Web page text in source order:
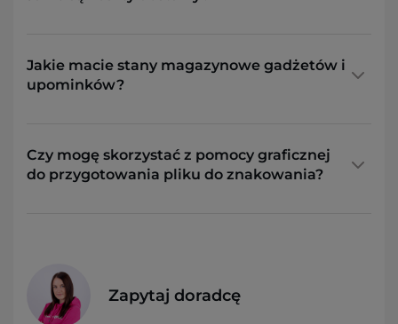
Jakie macie stany magazynowe gadżetów i
upominków?
Czy mogę skorzystać z pomocy graficznej
do przygotowania pliku do znakowania?
Zapytaj doradcę